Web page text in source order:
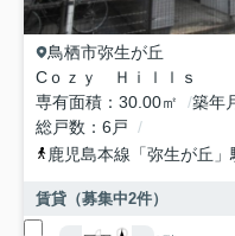
鳥栖市弥生が丘
Cｏｚｙ Ｈｉｌｌｓ
専有面積
30.00㎡ 築年
総戸数
6戸
鹿児島本線 「弥生が丘
賃貸（募集中2件）